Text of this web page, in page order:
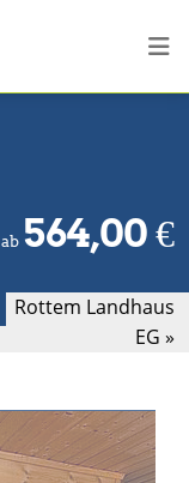
ab 564,00€
Rottem Landhaus
EG »